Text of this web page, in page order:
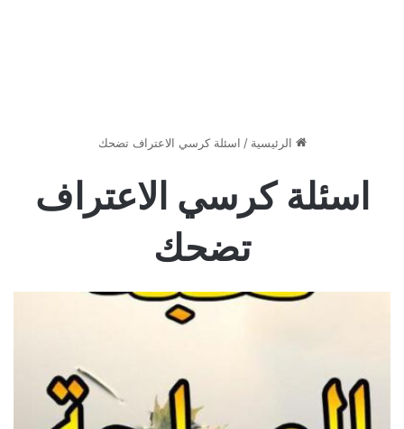
الرئيسية / اسئلة كرسي الاعتراف تضحك
اسئلة كرسي الاعتراف
تضحك